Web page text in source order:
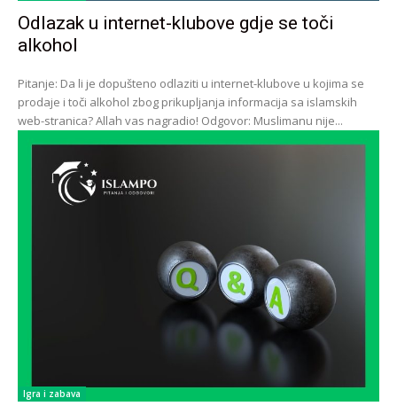
Odlazak u internet-klubove gdje se toči
alkohol
Pitanje: Da li je dopušteno odlaziti u internet-klubove u kojima se
prodaje i toči alkohol zbog prikupljanja informacija sa islamskih
web-stranica? Allah vas nagradio! Odgovor: Muslimanu nije...
Igra i zabava